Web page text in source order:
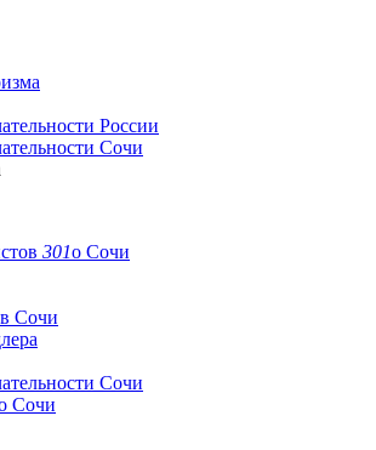
России
Сочи
301о Сочи
в Сочи
Сочи
Сочи